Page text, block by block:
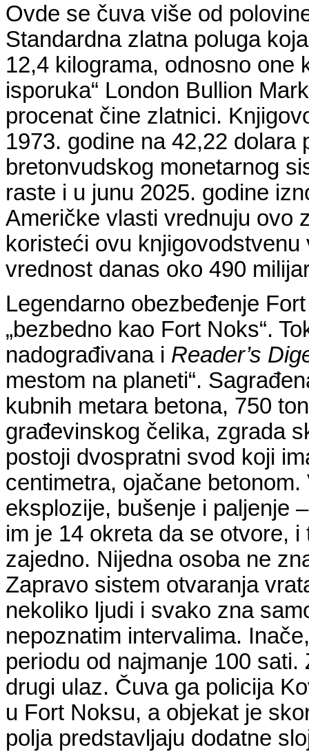
Ovde se čuva više od
Standardna zlatna poluga
12,4 kilograma, odnosno one
isporuka“ London Bullion
procenat čine zlatnici.
1973. godine na 42,22
bretonvudskog monetarnog
raste i u junu 2025. godine
Američke vlasti vrednuju ovo
koristeći ovu
vrednost danas oko 490
Legendarno obezbeđenje
„bezbedno kao Fort Noks“.
nadograđivana i Reader’s
mestom na planeti“.
kubnih metara betona, 750
građevinskog čelika, zgrada
postoji dvospratni svod koji
centimetra, ojačane
eksplozije, bušenje i paljenje
im je 14 okreta da se otvore,
zajedno. Nijedna osoba ne
Zapravo sistem otvaranja
nekoliko ljudi i svako zna
nepoznatim intervalima.
periodu od najmanje 100
drugi ulaz. Čuva ga policija
u Fort Noksu, a objekat je
polja predstavljaju dodatne